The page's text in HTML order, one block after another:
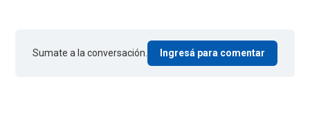
Sumate a la conversación. Ingresá para comentar